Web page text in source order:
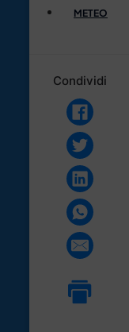
METEO
Condividi